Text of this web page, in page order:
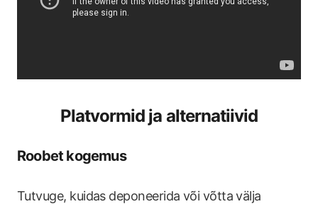
Platvormid ja alternatiivid
Roobet kogemus
Tutvuge, kuidas deponeerida või võtta välja